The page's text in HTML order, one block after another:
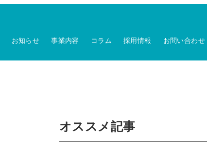
お知らせ 事業内容 コラム 採用情報 お問い合わせ
オススメ記事